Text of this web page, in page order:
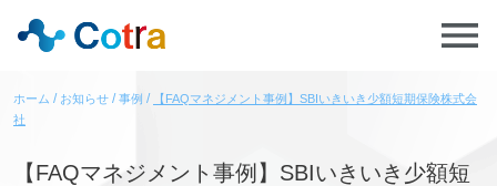
ホーム お知らせ 事例
【FAQマネジメント事例】SBIいきいき少額短期保険株式会
社
【FAQマネジメント事例】SBIいきいき少額短